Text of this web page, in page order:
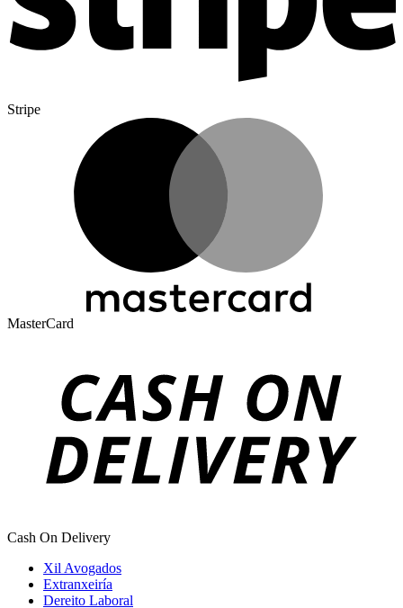
Stripe
MasterCard
Cash On Delivery
Xil Avogados
Extranxeiría
Dereito Laboral